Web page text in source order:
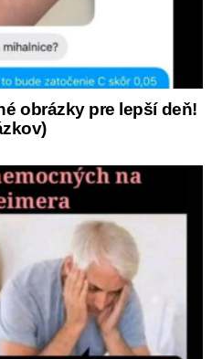
obrázky pre lepší deň!